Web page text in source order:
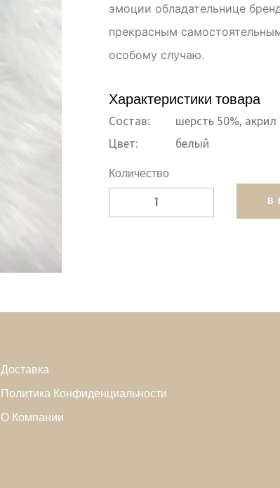
эмоции обладательнице
прекрасным
особому случаю.
Характеристики товара
Состав:
шерсть 50%, акрил
Цвет:
белый
Количество
В
Доставка
Политика Конфиденциальности
О Компании